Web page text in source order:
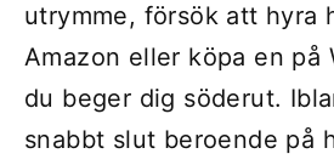
utrymme, försök att hyra
Amazon eller köpa en på
du beger dig söderut.
snabbt slut beroende på